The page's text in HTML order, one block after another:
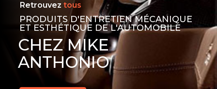
Retrouvez tous
PRODUITS D'ENTRETIEN MÉCANIQUE
ET ESTHÉTIQUE DE L'AUTOMOBILE
CHEZ MIKE
ANTHONIO